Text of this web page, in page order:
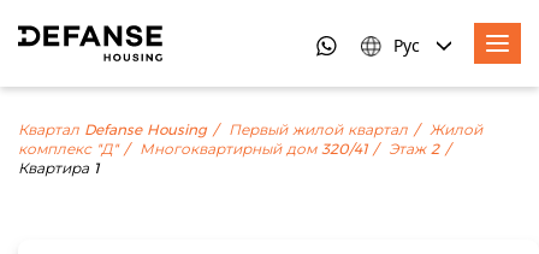
Рус
Квартал Defanse Housing Первый жилой квартал
Жилой
комплекс "Д"
Многоквартирный дом 320/41
Этаж 2
Квартира 1